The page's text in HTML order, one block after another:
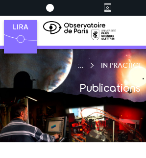
IN PRACTICE
Publications